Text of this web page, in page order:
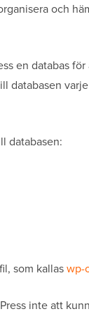
och
en databas
databasen
databasen:
som kallaswp-
inte att